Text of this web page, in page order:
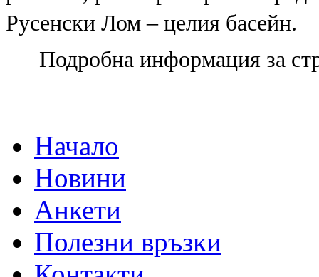
Русенски Лом – целия басейн.
Подробна информация за
Начало
Новини
Анкети
Полезни връзки